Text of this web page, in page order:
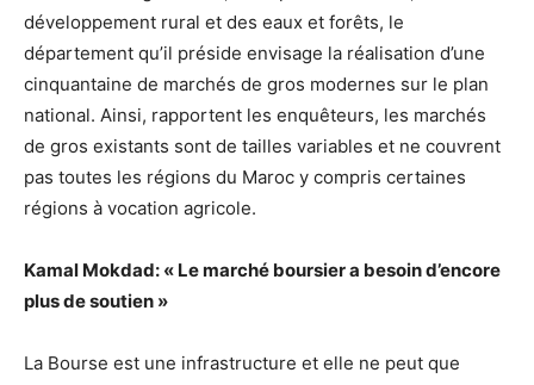
développement rural et des eaux et forêts, le
département qu’il préside envisage la réalisation d’une
cinquantaine de marchés de gros modernes sur le plan
national. Ainsi, rapportent les enquêteurs, les marchés
de gros existants sont de tailles variables et ne couvrent
pas toutes les régions du Maroc y compris certaines
régions à vocation agricole.
Kamal Mokdad: « Le marché boursier a besoin d’encore
plus de soutien »
La Bourse est une infrastructure et elle ne peut que